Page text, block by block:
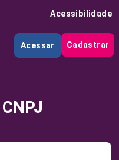
Acessibilidade
Acessar Cadastrar